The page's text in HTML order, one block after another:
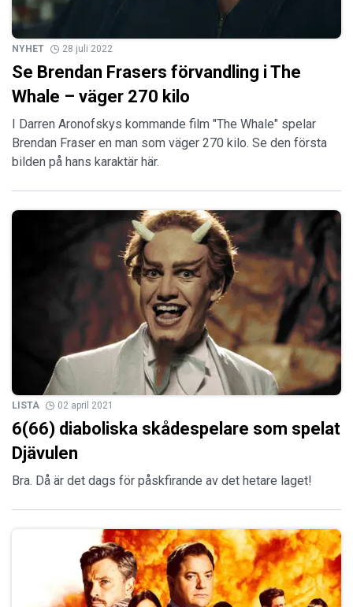
NYHET 28 juli 2022
Se Brendan Frasers förvandling i The
Whale – väger 270 kilo
I Darren Aronofskys kommande film "The Whale" spelar
Brendan Fraser en man som väger 270 kilo. Se den första
bilden på hans karaktär här.
LISTA 02 april 2021
6(66) diaboliska skådespelare som spelat
Djävulen
Bra. Då är det dags för påskfirande av det hetare laget!